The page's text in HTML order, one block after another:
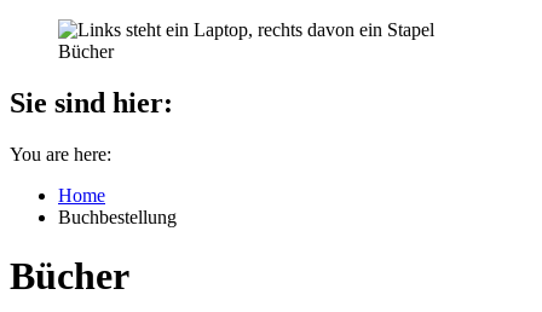
Sie sind hier:
You are here:
Home
Buchbestellung
Bücher